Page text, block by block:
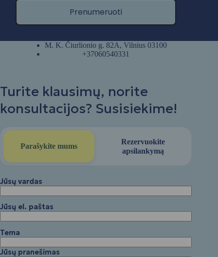
Prenumeruoti
M. K. Čiurlionio g. 82A, Vilnius 03100
+37060540331
Turite klausimų, norite
konsultacijos? Susisiekime!
Parašykite mums
Rezervuokite
apsilankymą
Jūsų vardas
Jūsų el. paštas
Tema
Jūsų pranešimas